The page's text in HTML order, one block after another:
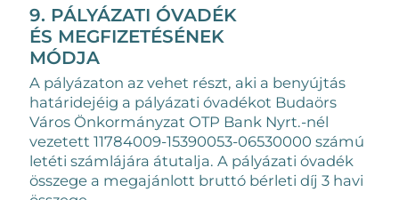
9. PÁLYÁZATI ÓVADÉK
ÉS MEGFIZETÉSÉNEK
MÓDJA
A pályázaton az vehet részt, aki a benyújtás
határidejéig a pályázati óvadékot Budaörs
Város Önkormányzat OTP Bank Nyrt.-nél
vezetett 11784009-15390053-06530000 számú
letéti számlájára átutalja. A pályázati óvadék
összege a megajánlott bruttó bérleti díj 3 havi